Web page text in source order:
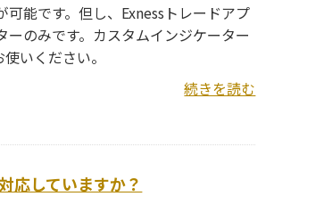
能です。但し、Exnessトレードアプ
のみです。カスタムインジケーター
いください。
続きを読む
応していますか？